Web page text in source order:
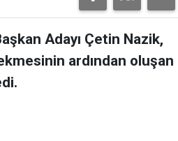
Adayı Çetin Nazik,
ardından oluşan